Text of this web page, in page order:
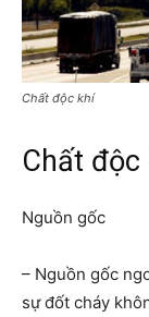
Chất độc khí
Chất độc
Nguồn gốc
– Nguồn gốc
sự đốt cháy